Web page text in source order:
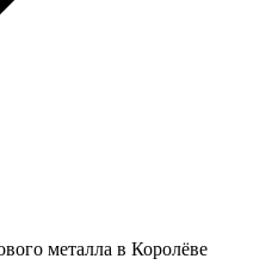
металла в Королёве